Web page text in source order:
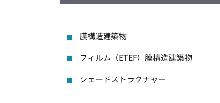
膜構造建築物
フィルム（ETEF）膜構造建築物
シェードストラクチャー